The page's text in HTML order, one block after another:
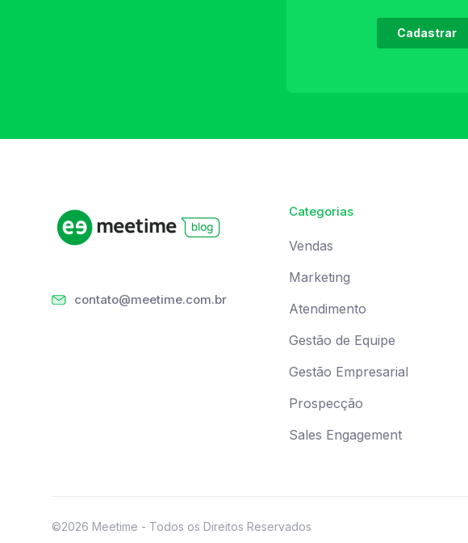
contato@meetime.com.br
Categorias
Vendas
Marketing
Atendimento
Gestão de Equipe
Gestão Empresarial
Prospecção
Sales Engagement
©2026 Meetime - Todos os Direitos Reservados